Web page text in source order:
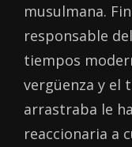
musulmana.
responsable
tiempos
vergüenza y el
arrastraba le
reaccionaria a